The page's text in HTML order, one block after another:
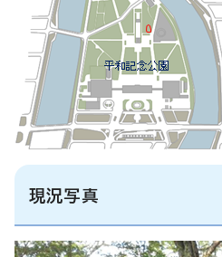
現況写真